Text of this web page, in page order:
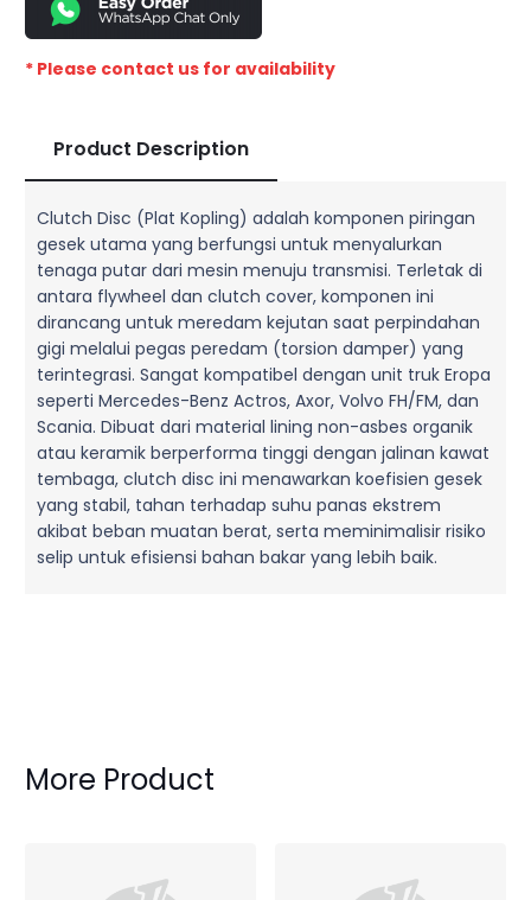
* Please contact us for availability
Product Description
Clutch Disc (Plat Kopling) adalah komponen piringan
gesek utama yang berfungsi untuk menyalurkan
tenaga putar dari mesin menuju transmisi. Terletak di
antara flywheel dan clutch cover, komponen ini
dirancang untuk meredam kejutan saat perpindahan
gigi melalui pegas peredam (torsion damper) yang
terintegrasi. Sangat kompatibel dengan unit truk Eropa
seperti Mercedes-Benz Actros, Axor, Volvo FH/FM, dan
Scania. Dibuat dari material lining non-asbes organik
atau keramik berperforma tinggi dengan jalinan kawat
tembaga, clutch disc ini menawarkan koefisien gesek
yang stabil, tahan terhadap suhu panas ekstrem
akibat beban muatan berat, serta meminimalisir risiko
selip untuk efisiensi bahan bakar yang lebih baik.
More Product